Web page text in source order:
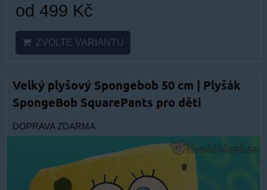
od 499 Kč
ZVOLTE VARIANTU
Velký plyšový Spongebob 50 cm | Plyšák
SpongeBob SquarePants pro děti
DOPRAVA ZDARMA